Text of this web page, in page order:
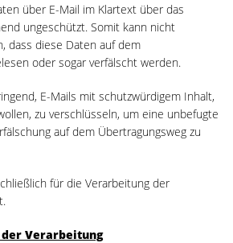
über E-Mail im Klartext über das
ungeschützt. Somit kann nicht
dass diese Daten auf dem
oder sogar verfälscht werden.
E-Mails mit schutzwürdigem Inhalt,
zu verschlüsseln, um eine unbefugte
auf dem Übertragungsweg zu
für die Verarbeitung der
der Verarbeitung